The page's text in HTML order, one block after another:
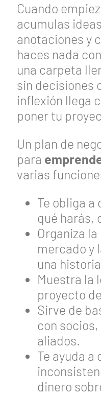
Cuando
acumulas
anotaciones y
haces nada
una carpeta
sin decisiones
inflexión llega
poner tu
Un plan de
para
varias
Te obliga
qué harás,
Organiza
mercado y
una
Muestra la
proyecto
Sirve de
con
aliados.
Te ayuda
dinero